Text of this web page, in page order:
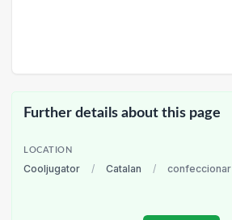
Further details about this page
LOCATION
Cooljugator / Catalan / confeccionar